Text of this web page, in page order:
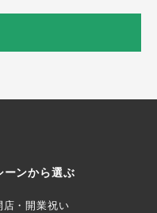
ーンから選ぶ
店・開業祝い